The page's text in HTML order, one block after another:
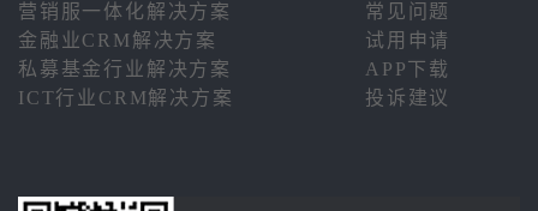
营销服一体化解决方案
常见问题
金融业CRM解决方案
试用申请
私募基金行业解决方案
APP下载
ICT行业CRM解决方案
投诉建议